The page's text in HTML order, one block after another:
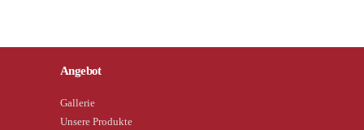
Angebot
Gallerie
Unsere Produkte